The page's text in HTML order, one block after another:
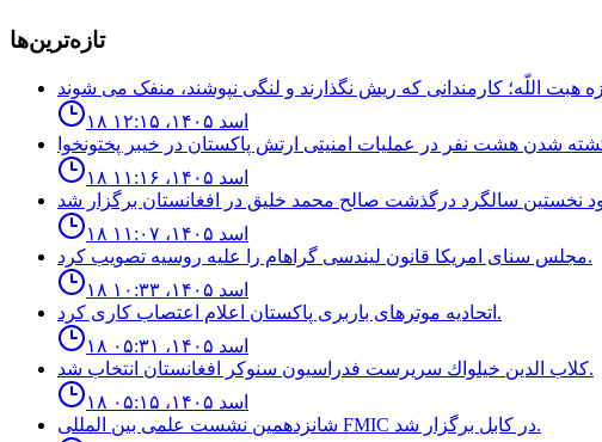
تازه‌ترین‌ها
۱۸ اسد ۱۴۰۵، ۱۲:۱۵
۱۸ اسد ۱۴۰۵، ۱۱:۱۶
۱۸ اسد ۱۴۰۵، ۱۱:۰۷
مجلس سناى امريكا قانون ليندسى گراهام را عليه روسيه تصويب كرد.
۱۸ اسد ۱۴۰۵، ۱۰:۳۳
اتحادیه موترهای باربری پاکستان اعلام اعتصاب کاری کرد.
۱۸ اسد ۱۴۰۵، ۰۵:۳۱
كلاب الدين خيلواك سريرست فدراسيون سنوكر افغانستان انتخاب شد.
۱۸ اسد ۱۴۰۵، ۰۵:۱۵
شانزدهمين نشست علمى بين المللى FMIC در كابل برگزار شد.